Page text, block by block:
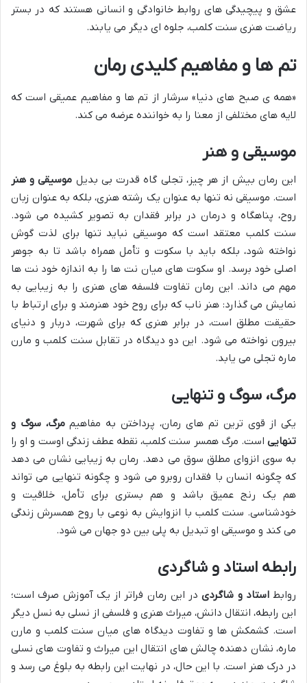
عشق و پیچیدگی های روابط خانوادگی و انسانی هستند که در بستر
ریاضت هنری سنت کلمب، جلوه ای دیگر می یابند.
تم ها و مفاهیم کلیدی رمان
«همه ی صبح های دنیا» سرشار از تم ها و مفاهیم عمیقی است که
لایه های مختلفی از معنا را به خواننده عرضه می کند.
موسیقی و هنر
این رمان بیش از هر چیز، تجلی گاه قدرت بی بدیل موسیقی و هنر
است. موسیقی نه تنها به عنوان یک رشته هنری، بلکه به عنوان زبان
روح، پناهگاه و درمان در برابر فقدان به تصویر کشیده می شود.
سنت کلمب معتقد است که موسیقی نباید تنها برای لذت گوش
نواخته شود، بلکه باید با سکوت و تأمل همراه باشد تا به جوهر
اصلی خود برسد. او سکوت های میان نت ها را به اندازه خود نت ها
مهم می داند. این رمان تفاوت فلسفه های هنری را به زیبایی به
نمایش می گذارد: هنر ناب که برای روح خود هنرمند و برای ارتباط با
حقیقت مطلق است، در برابر هنری که برای شهرت، دربار و دنیای
بیرون نواخته می شود. این دو دیدگاه در تقابل سنت کلمب و مارن
ماره تجلی می یابد.
مرگ، سوگ و تنهایی
یکی از قوی ترین تم های رمان، پرداختن به مفاهیممرگ، سوگ و
تنهایی است. مرگ همسر سنت کلمب، نقطه عطف زندگی اوست و او را
به سوی انزوای مطلق سوق می دهد. رمان به زیبایی نشان می دهد
که چگونه انسان با فقدان روبرو می شود و چگونه تنهایی می تواند
هم یک رنج عمیق باشد و هم بستری برای تأمل، خلاقیت و
خودشناسی. سنت کلمب با انزوایش به نوعی با روح همسرش زندگی
می کند و موسیقی او تبدیل به پلی بین دو جهان می شود.
رابطه استاد و شاگردی
روابطاستاد و شاگردیدر این رمان فراتر از یک آموزش صرف است؛
این رابطه، انتقال دانش، میراث هنری و فلسفی از نسلی به نسل دیگر
است. کشمکش ها و تفاوت دیدگاه های میان سنت کلمب و مارن
ماره، نشان دهنده چالش های انتقال این میراث و تفاوت های نسلی
در درک هنر است. با این حال، در نهایت این رابطه به بلوغ می رسد و